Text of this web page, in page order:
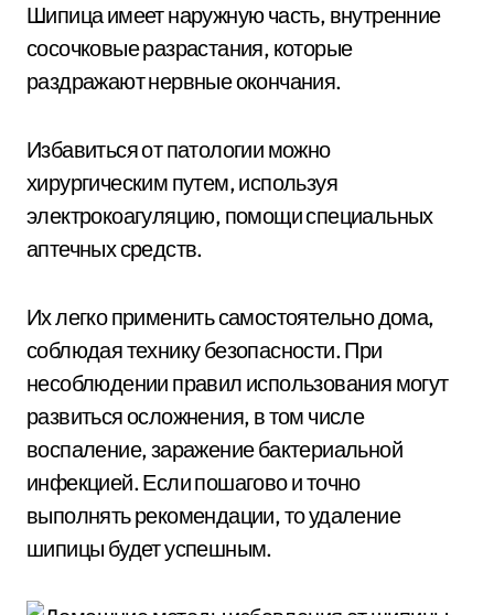
Шипица имеет наружную часть, внутренние
сосочковые разрастания, которые
раздражают нервные окончания.
Избавиться от патологии можно
хирургическим путем, используя
электрокоагуляцию, помощи специальных
аптечных средств.
Их легко применить самостоятельно дома,
соблюдая технику безопасности. При
несоблюдении правил использования могут
развиться осложнения, в том числе
воспаление, заражение бактериальной
инфекцией. Если пошагово и точно
выполнять рекомендации, то удаление
шипицы будет успешным.